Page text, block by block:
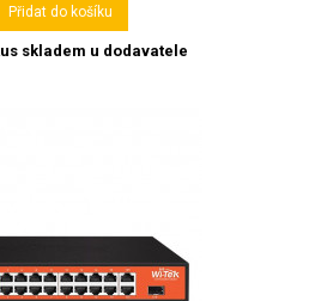
Přidat do košíku
skladem u dodavatele